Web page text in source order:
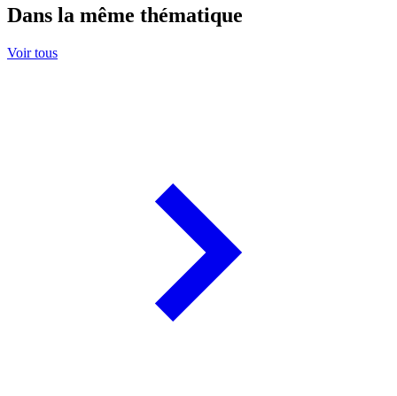
Dans la même thématique
Voir tous